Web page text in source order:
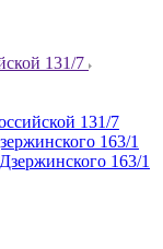
131/7
131/7
163/1
163/1